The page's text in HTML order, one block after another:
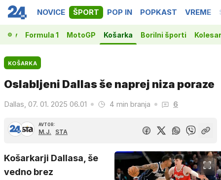
NOVICE ŠPORT POP IN POPKAST VREME
Formula 1 MotoGP Košarka Borilni športi
KOŠARKA
Oslabljeni Dallas še naprej niza poraze
Dallas, 07. 01. 2025 06.01 4 min branja 6
AVTOR:
M.J. STA
Košarkarji Dallasa, še
vedno brez